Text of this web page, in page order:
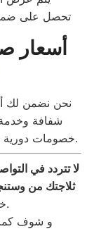
تحصل على
أسعار
نحن نضمن لك
شفافة
خصومات دورية.
لا تتردد في
ثلاجتك من
خدمة متميزة ونتائج تدوم طويلاً.
و شوف